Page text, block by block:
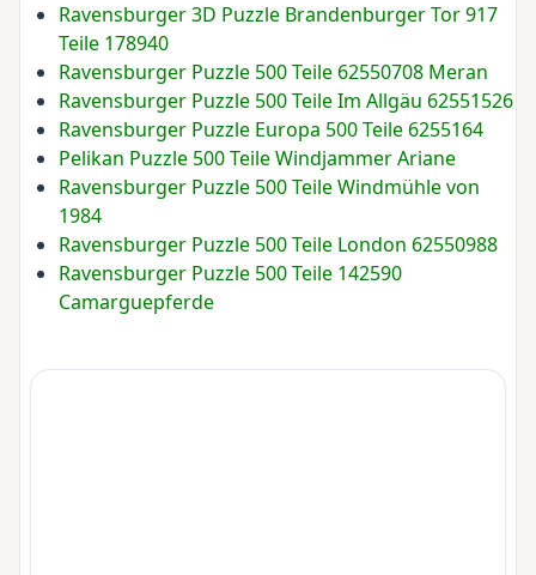
Ravensburger 3D Puzzle Brandenburger Tor 917
Teile 178940
Ravensburger Puzzle 500 Teile 62550708 Meran
Ravensburger Puzzle 500 Teile Im Allgäu 62551526
Ravensburger Puzzle Europa 500 Teile 6255164
Pelikan Puzzle 500 Teile Windjammer Ariane
Ravensburger Puzzle 500 Teile Windmühle von
1984
Ravensburger Puzzle 500 Teile London 62550988
Ravensburger Puzzle 500 Teile 142590
Camarguepferde